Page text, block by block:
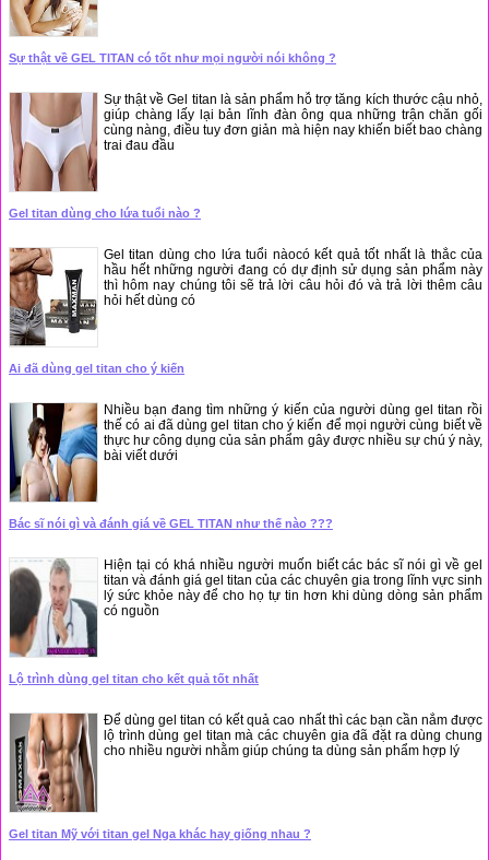
Sự thật về GEL TITAN có tốt như mọi người nói không ?
Sự thật về Gel titan là sản phẩm hỗ trợ tăng kích thước cậu nhỏ,
giúp chàng lấy lại bản lĩnh đàn ông qua những trận chăn gối
cùng nàng, điều tuy đơn giản mà hiện nay khiến biết bao chàng
trai đau đầu
Gel titan dùng cho lứa tuổi nào ?
Gel titan dùng cho lứa tuổi nàocó kết quả tốt nhất là thắc của
hầu hết những người đang có dự định sử dụng sản phẩm này
thì hôm nay chúng tôi sẽ trả lời câu hỏi đó và trả lời thêm câu
hỏi hết dùng có
Ai đã dùng gel titan cho ý kiến
Nhiều bạn đang tìm những ý kiến của người dùng gel titan rồi
thế có ai đã dùng gel titan cho ý kiến để mọi người cùng biết về
thực hư công dụng của sản phẩm gây được nhiều sự chú ý này,
bài viết dưới
Bác sĩ nói gì và đánh giá về GEL TITAN như thế nào ???
Hiện tại có khá nhiều người muốn biết các bác sĩ nói gì về gel
titan và đánh giá gel titan của các chuyên gia trong lĩnh vực sinh
lý sức khỏe này để cho họ tự tin hơn khi dùng dòng sản phẩm
có nguồn
Lộ trình dùng gel titan cho kết quả tốt nhất
Để dùng gel titan có kết quả cao nhất thì các bạn cần nắm được
lộ trình dùng gel titan mà các chuyên gia đã đặt ra dùng chung
cho nhiều người nhằm giúp chúng ta dùng sản phẩm hợp lý
Gel titan Mỹ với titan gel Nga khác hay giống nhau ?